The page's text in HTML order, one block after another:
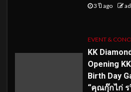
3 ปี ago
EVENT &
KK
Opening
Birth Day
“คุณกุ๊กไก่ ร